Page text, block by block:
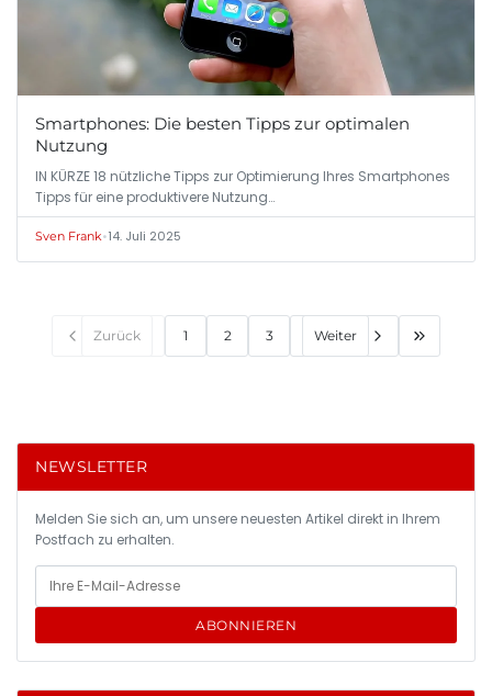
Smartphones: Die besten Tipps zur optimalen
Nutzung
IN KÜRZE 18 nützliche Tipps zur Optimierung Ihres Smartphones
Tipps für eine produktivere Nutzung…
Sven Frank•14. Juli 2025
Zurück 1 2 3 Weiter
NEWSLETTER
Melden Sie sich an, um unsere neuesten Artikel direkt in Ihrem
Postfach zu erhalten.
ABONNIEREN